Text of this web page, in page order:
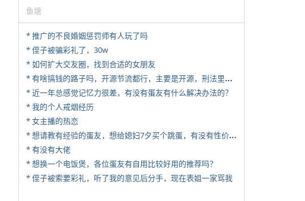
鱼塘
* 推广的不良婚姻惩罚师有人玩了吗
* 侄子被骗彩礼了，30w
* 如何扩大交友圈，找到合适的女朋友
*
有啥搞钱的路子吗，开源节流都行，主要是开源，刑法里的咱不做
* 近一年总感觉记忆力很差，有没有蛋友有什么解决办法的？
* 我的个人戒烟经历
* 女主播的热恋
*
想请教有经验的蛋友，想给媳妇7夕买个跳蛋，有没有性价比高的推荐
* 有没有大佬
* 想换一个电饭煲，各位蛋友有自用比较好用的推荐吗？
* 侄子被索要彩礼，听了我的意见后分手，现在表姐一家骂我